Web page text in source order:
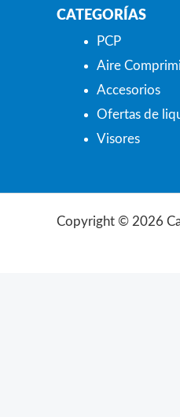
CATEGORÍAS
PCP
Aire
Accesorios
Ofertas de
Visores
Copyright © 2026